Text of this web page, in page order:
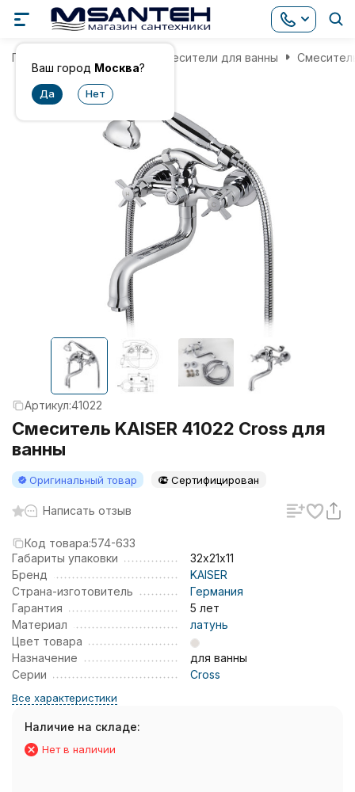
Ваш город Москва?
Главная Смесители для ванны
Артикул:41022
Смеситель KAISER 41022 Cross для
ванны
Оригинальный товар Сертифицирован
Написать отзыв
Код товара:574-633
Габариты упаковки
32х21х11
Бренд
KAISER
Страна-изготовитель
Германия
Гарантия
5 лет
Материал
латунь
Цвет товара
Назначение
для ванны
Серии
Cross
Все характеристики
Наличие на складе:
Нет в наличии